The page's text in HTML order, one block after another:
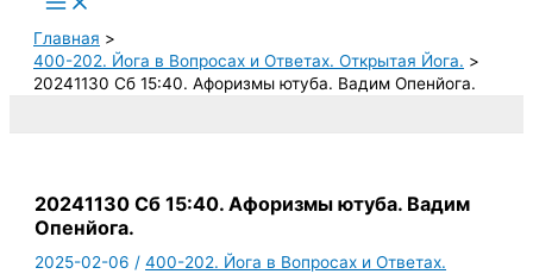
Menu
Главная
400-202. Йога в Вопросах и Ответах. Открытая Йога.
20241130 Сб 15:40. Афоризмы ютуба. Вадим Опенйога.
20241130 Сб 15:40. Афоризмы ютуба. Вадим
Опенйога.
2025-02-06/400-202. Йога в Вопросах и Ответах.